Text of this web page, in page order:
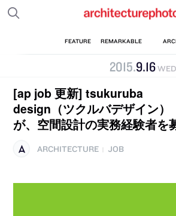
2015.9.16WED
[ap job 更新] tsukuruba
design（ツクルバデザイン）
が、空間設計の実務経験者を
ARCHITECTURE JOB